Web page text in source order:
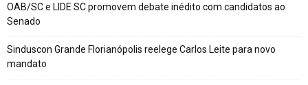
OAB/SC e LIDE SC promovem debate inédito com candidatos ao
Senado
Sinduscon Grande Florianópolis reelege Carlos Leite para novo
mandato